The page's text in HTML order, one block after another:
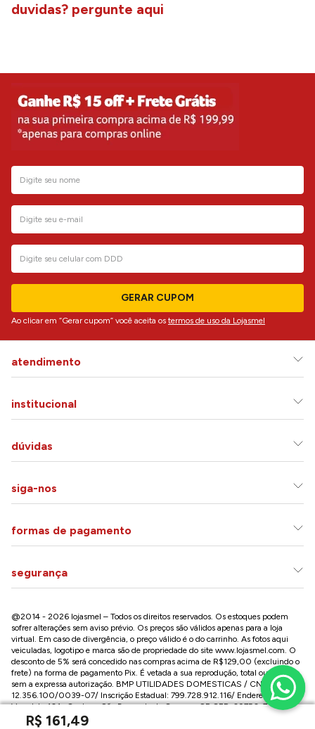
R$ 161,49
duvidas? pergunte aqui
GERAR CUPOM
Ao clicar em “Gerar cupom” você aceita os termos de uso da Lojasmel
atendimento
institucional
dúvidas
siga-nos
formas de pagamento
segurança
@2014 - 2026 lojasmel – Todos os direitos reservados. Os estoques podem
sofrer alterações sem aviso prévio. Os preços são válidos apenas para a loja
virtual. Em caso de divergência, o preço válido é o do carrinho. As fotos aqui
veiculadas, logotipo e marca são de propriedade do site www.lojasmel.com. O
desconto de 5% será concedido nas compras acima de R$129,00 (excluindo o
frete) na forma de pagamento Pix. É vetada a sua reprodução, total ou parcial,
sem a expressa autorização. BMP UTILIDADES DOMESTICAS / CNPJ:
12.356.100/0039-07/ Inscrição Estadual: 799.728.912.116/ Endereço: R José
Versolato,101 , Centro – São Bernardo do Campo - SP CEP: 09750-730
Conheça nossa loja na Paulista / SP: